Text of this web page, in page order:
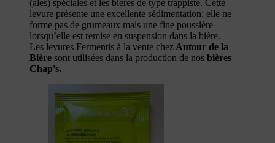
(ales) spéciales et les bières de type trappiste. Cette
levure présente une excellente sédimentation: elle ne
forme pas de grumeaux mais une fine poussière
lorsqu’elle est remise en suspension dans la bière.
Les levures Fermentis à la vente chez Autour de la
Bière sont utilisées dans la production de nos bières
Chap's.